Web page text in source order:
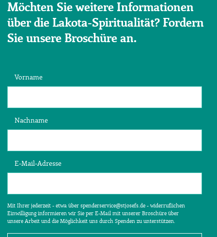
Möchten Sie weitere Informationen
über die Lakota-Spiritualität? Fordern
Sie unsere Broschüre an.
Vorname
Nachname
E-Mail-Adresse
Mit Ihrer jederzeit - etwa über spenderservice@stjosefs.de - widerruflichen
Einwilligung informieren wir Sie per E-Mail mit unserer Broschüre über
unsere Arbeit und die Möglichkeit uns durch Spenden zu unterstützen.